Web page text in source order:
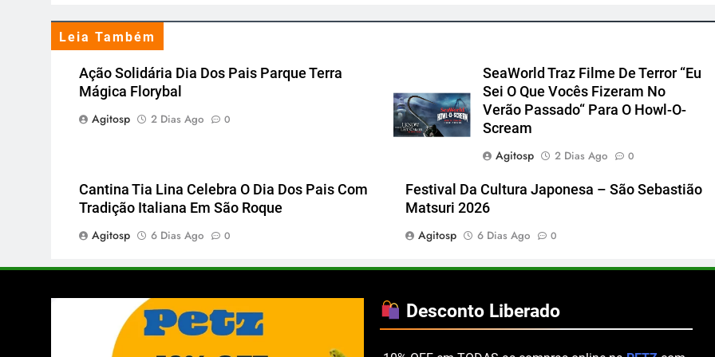
Leia Também
Ação Solidária Dia Dos Pais Parque Terra
Mágica Florybal
Agitosp
2 Dias Ago 0
SeaWorld Traz Filme De Terror “Eu
Sei O Que Vocês Fizeram No
Verão Passado“ Para O Howl-O-
Scream
Agitosp
2 Dias Ago 0
Cantina Tia Lina Celebra O Dia Dos Pais Com
Tradição Italiana Em São Roque
Agitosp
6 Dias Ago 0
Festival Da Cultura Japonesa – São Sebastião
Matsuri 2026
Agitosp
6 Dias Ago 0
Desconto Liberado